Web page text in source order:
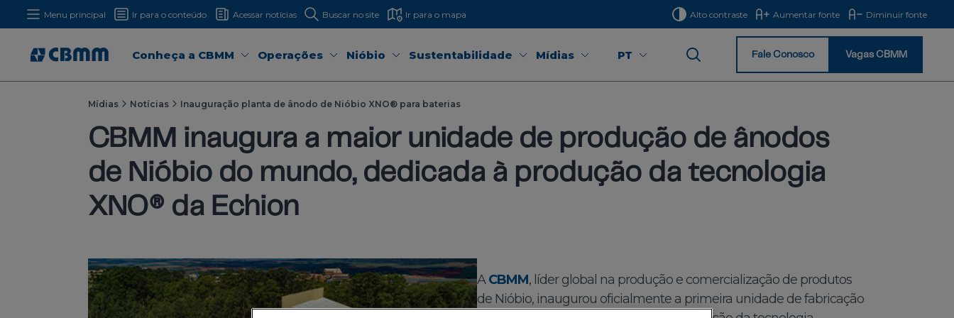
Menu principal Ir para o conteúdo Acessar notícias Buscar no site Ir para o mapa Alto contraste Aumentar fonte Diminuir fonte
Conheça a CBMM Operações Nióbio Sustentabilidade Mídias PT Início Fale Conosco Vagas CBMM
Mídias Notícias Inauguração planta de ânodo de Nióbio XNO® para baterias
CBMM inaugura a maior unidade de produção de ânodos
de Nióbio do mundo, dedicada à produção da tecnologia
XNO® da Echion
ACBMM, líder global na produção e comercialização de produtos
de Nióbio, inaugurou oficialmente a primeira unidade de fabricação